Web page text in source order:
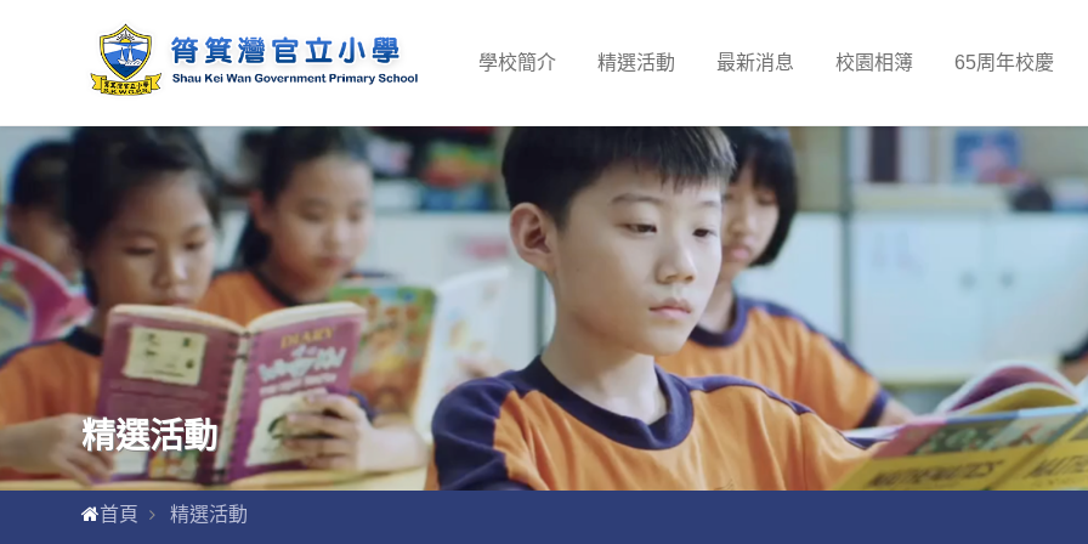
學校簡介 精選活動 最新消息 校園相簿 65周年校慶
精選活動
首頁 精選活動